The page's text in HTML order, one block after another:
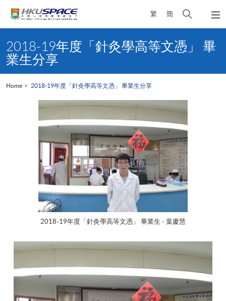
繁 簡
Open
search
panel
content
start2018-19年度「針灸學高等文憑」 畢
業生分享
Home 2018-19年度「針灸學高等文憑」 畢業生分享
2018-19年度「針灸學高等文憑」 畢業生 - 葉慶慧